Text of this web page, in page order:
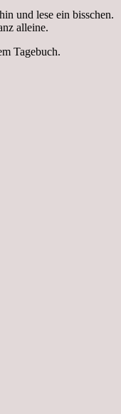
und lese ein bisschen.
alleine.
Tagebuch.